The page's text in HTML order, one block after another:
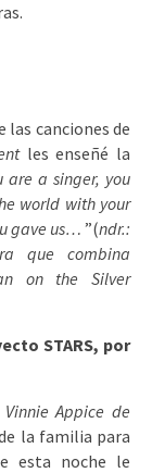
canciones de
les enseñé la
are a singer, you
world with your
gave us… ”(ndr.:
que combina
on the Silver
STARS, por
Appice de
la familia para
esta noche le